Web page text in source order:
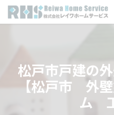
松戸市戸建の
【松戸市 外
ム